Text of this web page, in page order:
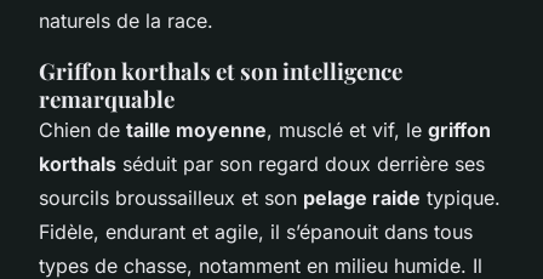
naturels de la race.
Griffon korthals et son intelligence
remarquable
Chien de taille moyenne, musclé et vif, le griffon
korthals séduit par son regard doux derrière ses
sourcils broussailleux et son pelage raide typique.
Fidèle, endurant et agile, il s’épanouit dans tous
types de chasse, notamment en milieu humide. Il